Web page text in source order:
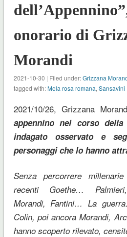
onorario di
Morandi
2021-10-30 | Filed under:Grizzana
tagged with:Mela rosa romana, Sansavini
2021/10/26, Grizzana
appennino nel corso
indagato osservato e
personaggi che lo hanno
Senza percorrere
recenti Goethe…
Morandi, Fantini… La
Colin, poi ancora Morandi,
hanno scoperto rilevato,